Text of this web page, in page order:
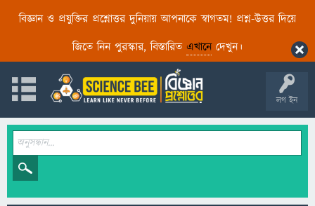
বিজ্ঞান ও প্রযুক্তির প্রশ্নোত্তর দুনিয়ায় আপনাকে স্বাগতম! প্রশ্ন-উত্তর দিয়ে
জিতে নিন পুরস্কার, বিস্তারিত এখানেদেখুন।
লগ ইন